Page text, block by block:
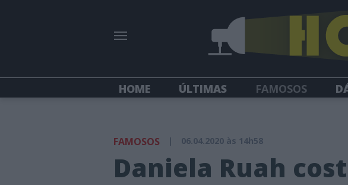
HOME ÚLTIMAS FAMOSOS
FAMOSOS | 06.04.2020 às 14h58
Daniela Ruah